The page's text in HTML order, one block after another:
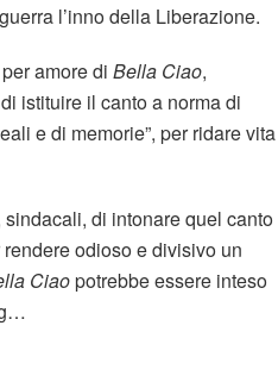
l’inno della Liberazione.
amore di Bella Ciao,
istituire il canto a norma di
e di memorie”, per ridare vita
di intonare quel canto
odioso e divisivo un
Ciaopotrebbe essere inteso